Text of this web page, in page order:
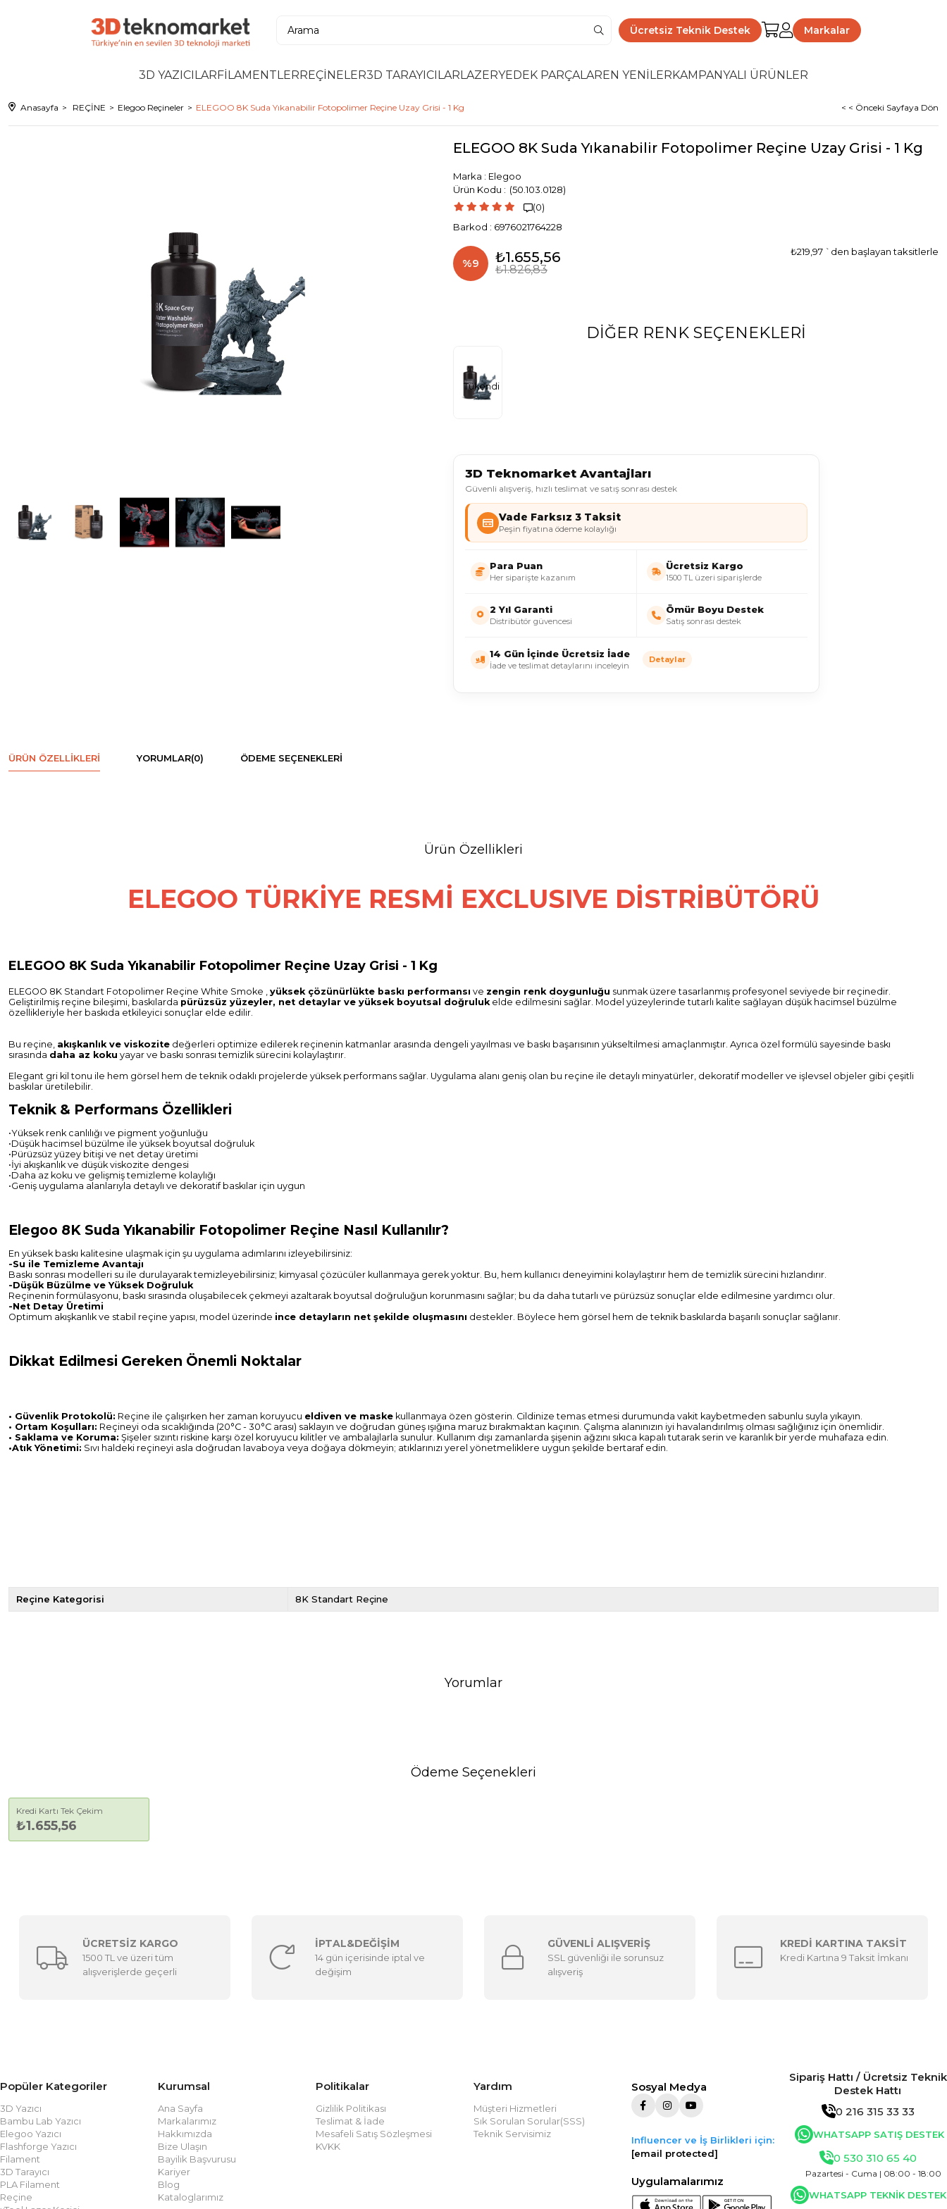
Ücretsiz Teknik Destek Markalar
3D YAZICILARFİLAMENTLERREÇİNELER3D TARAYICILARLAZERYEDEK PARÇALAREN YENİLERKAMPANYALI ÜRÜNLER
Anasayfa REÇİNE Elegoo Reçineler ELEGOO 8K Suda Yıkanabilir Fotopolimer Reçine Uzay Grisi - 1 Kg < < Önceki Sayfaya Dön
ELEGOO 8K Suda Yıkanabilir Fotopolimer Reçine Uzay Grisi - 1 Kg
Marka : Elegoo
(50.103.0128)
(0)
Barkod : 6976021764228
₺1.826,83
₺1.655,56
%9
₺219,97 `den başlayan taksitlerle
DIĞER RENK SEÇENEKLERI
Tükendi
3D Teknomarket Avantajları
Güvenli alışveriş, hızlı teslimat ve satış sonrası destek
Vade Farksız 3 Taksit
Peşin fiyatına ödeme kolaylığı
Para Puan
Her siparişte kazanım
Ücretsiz Kargo
1500 TL üzeri siparişlerde
2 Yıl Garanti
Distribütör güvencesi
Ömür Boyu Destek
Satış sonrası destek
14 Gün İçinde Ücretsiz İade
İade ve teslimat detaylarını inceleyin
Detaylar
ÜRÜN ÖZELLIKLERI YORUMLAR(0) ÖDEME SEÇENEKLERI
Ürün Özellikleri
ELEGOO TÜRKİYE RESMİ EXCLUSIVE DİSTRİBÜTÖRÜ
ELEGOO 8K Suda Yıkanabilir Fotopolimer Reçine Uzay Grisi - 1 Kg
ELEGOO 8K Standart Fotopolimer Reçine White Smoke , yüksek çözünürlükte baskı performansı ve zengin renk doygunluğu sunmak üzere tasarlanmış profesyonel seviyede bir reçinedir.
Geliştirilmiş reçine bileşimi, baskılarda pürüzsüz yüzeyler, net detaylar ve yüksek boyutsal doğrulukelde edilmesini sağlar. Model yüzeylerinde tutarlı kalite sağlayan düşük hacimsel büzülme
özellikleriyle her baskıda etkileyici sonuçlar elde edilir.
Bu reçine, akışkanlık ve viskozite değerleri optimize edilerek reçinenin katmanlar arasında dengeli yayılması ve baskı başarısının yükseltilmesi amaçlanmıştır. Ayrıca özel formülü sayesinde baskı
sırasında daha az koku yayar ve baskı sonrası temizlik sürecini kolaylaştırır.
Elegant gri kil tonu ile hem görsel hem de teknik odaklı projelerde yüksek performans sağlar. Uygulama alanı geniş olan bu reçine ile detaylı minyatürler, dekoratif modeller ve işlevsel objeler gibi çeşitli
baskılar üretilebilir.
Teknik & Performans Özellikleri
•Yüksek renk canlılığı ve pigment yoğunluğu
•Düşük hacimsel büzülme ile yüksek boyutsal doğruluk
•Pürüzsüz yüzey bitişi ve net detay üretimi
•İyi akışkanlık ve düşük viskozite dengesi
•Daha az koku ve gelişmiş temizleme kolaylığı
•Geniş uygulama alanlarıyla detaylı ve dekoratif baskılar için uygun
Elegoo 8K Suda Yıkanabilir Fotopolimer Reçine Nasıl Kullanılır?
En yüksek baskı kalitesine ulaşmak için şu uygulama adımlarını izleyebilirsiniz:
-Su ile Temizleme Avantajı
Baskı sonrası modelleri su ile durulayarak temizleyebilirsiniz; kimyasal çözücüler kullanmaya gerek yoktur. Bu, hem kullanıcı deneyimini kolaylaştırır hem de temizlik sürecini hızlandırır.
-Düşük Büzülme ve Yüksek Doğruluk
Reçinenin formülasyonu, baskı sırasında oluşabilecek çekmeyi azaltarak boyutsal doğruluğun korunmasını sağlar; bu da daha tutarlı ve pürüzsüz sonuçlar elde edilmesine yardımcı olur.
-Net Detay Üretimi
Optimum akışkanlık ve stabil reçine yapısı, model üzerinde ince detayların net şekilde oluşmasını destekler. Böylece hem görsel hem de teknik baskılarda başarılı sonuçlar sağlanır.
Dikkat Edilmesi Gereken Önemli Noktalar
• Güvenlik Protokolü: Reçine ile çalışırken her zaman koruyucu eldiven ve maske kullanmaya özen gösterin. Cildinize temas etmesi durumunda vakit kaybetmeden sabunlu suyla yıkayın.
• Ortam Koşulları: Reçineyi oda sıcaklığında (20°C - 30°C arası) saklayın ve doğrudan güneş ışığına maruz bırakmaktan kaçının. Çalışma alanınızın iyi havalandırılmış olması sağlığınız için önemlidir.
• Saklama ve Koruma: Şişeler sızıntı riskine karşı özel koruyucu kilitler ve ambalajlarla sunulur. Kullanım dışı zamanlarda şişenin ağzını sıkıca kapalı tutarak serin ve karanlık bir yerde muhafaza edin.
•Atık Yönetimi: Sıvı haldeki reçineyi asla doğrudan lavaboya veya doğaya dökmeyin; atıklarınızı yerel yönetmeliklere uygun şekilde bertaraf edin.
Reçine Kategorisi 8K Standart Reçine
Yorumlar
Ödeme Seçenekleri
Kredi Kartı Tek Çekim
₺1.655,56
ÜCRETSİZ KARGO
1500 TL ve üzeri tüm
alışverişlerde geçerli
İPTAL&DEĞİŞİM
14 gün içerisinde iptal ve
değişim
GÜVENLİ ALIŞVERİŞ
SSL güvenliği ile sorunsuz
alışveriş
KREDİ KARTINA TAKSİT
Kredi Kartına 9 Taksit İmkanı
Popüler Kategoriler
3D Yazıcı
Bambu Lab Yazıcı
Elegoo Yazıcı
Flashforge Yazıcı
Filament
3D Tarayıcı
PLA Filament
Reçine
Kurumsal
Ana Sayfa
Markalarımız
Hakkımızda
Bize Ulaşın
Bayilik Başvurusu
Kariyer
Blog
Kataloglarımız
Politikalar
Gizlilik Politikası
Teslimat & İade
Mesafeli Satış Sözleşmesi
KVKK
Yardım
Müşteri Hizmetleri
Sık Sorulan Sorular(SSS)
Teknik Servisimiz
Sosyal Medya
Influencer ve İş Birlikleri için:
[email protected]
Uygulamalarımız
Sipariş Hattı / Ücretsiz Teknik
Destek Hattı
0 216 315 33 33
WHATSAPP SATIŞ DESTEK
0 530 310 65 40
Pazartesi - Cuma | 08:00 - 18:00
WHATSAPP TEKNİK DESTEK